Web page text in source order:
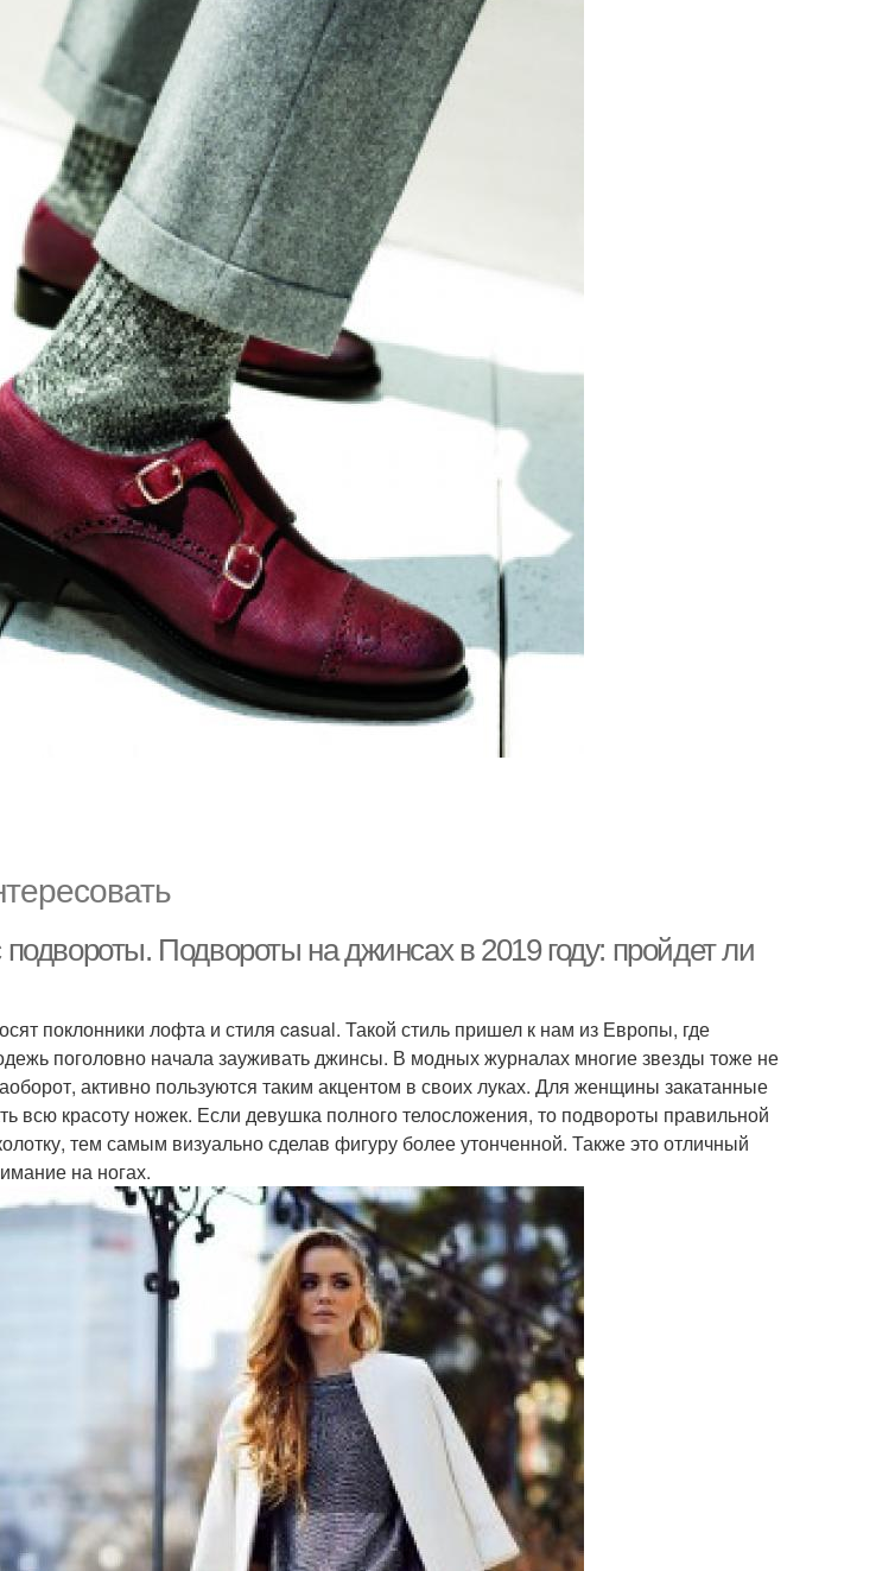
Подвороты на джинсах в 2019 году: пройдет ли
поклонники лофта и стиля casual. Такой стиль пришел к нам из Европы, где
поголовно начала зауживать джинсы. В модных журналах многие звезды тоже не
активно пользуются таким акцентом в своих луках. Для женщины закатанные
всю красоту ножек. Если девушка полного телосложения, то подвороты правильной
тем самым визуально сделав фигуру более утонченной. Также это отличный
на ногах.